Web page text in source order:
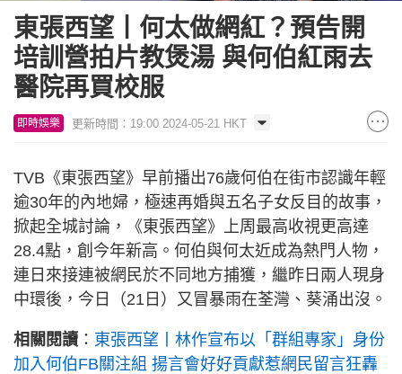
東張西望丨何太做網紅？預告開
培訓營拍片教煲湯 與何伯紅雨去
醫院再買校服
即時娛樂 更新時間：19:00 2024-05-21 HKT
TVB《東張西望》早前播出76歲何伯在街市認識年輕
逾30年的內地婦，極速再婚與五名子女反目的故事，
掀起全城討論，《東張西望》上周最高收視更高達
28.4點，創今年新高。何伯與何太近成為熱門人物，
連日來接連被網民於不同地方捕獲，繼昨日兩人現身
中環後，今日（21日）又冒暴雨在荃灣、葵涌出沒。
相關閱讀 ： 東張西望丨林作宣布以「群組專家」身份
加入何伯FB關注組 揚言會好好貢獻惹網民留言狂轟